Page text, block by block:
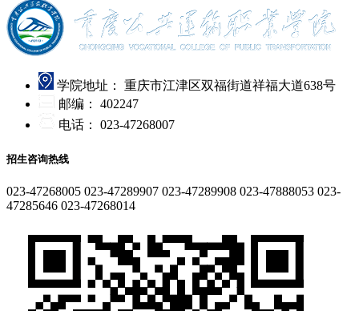
学院地址：
重庆市江津区双福街道祥福大道638号
邮编：
402247
电话：
023-47268007
招生咨询热线
023-47268005 023-47289907 023-47289908 023-47888053 023-
47285646 023-47268014